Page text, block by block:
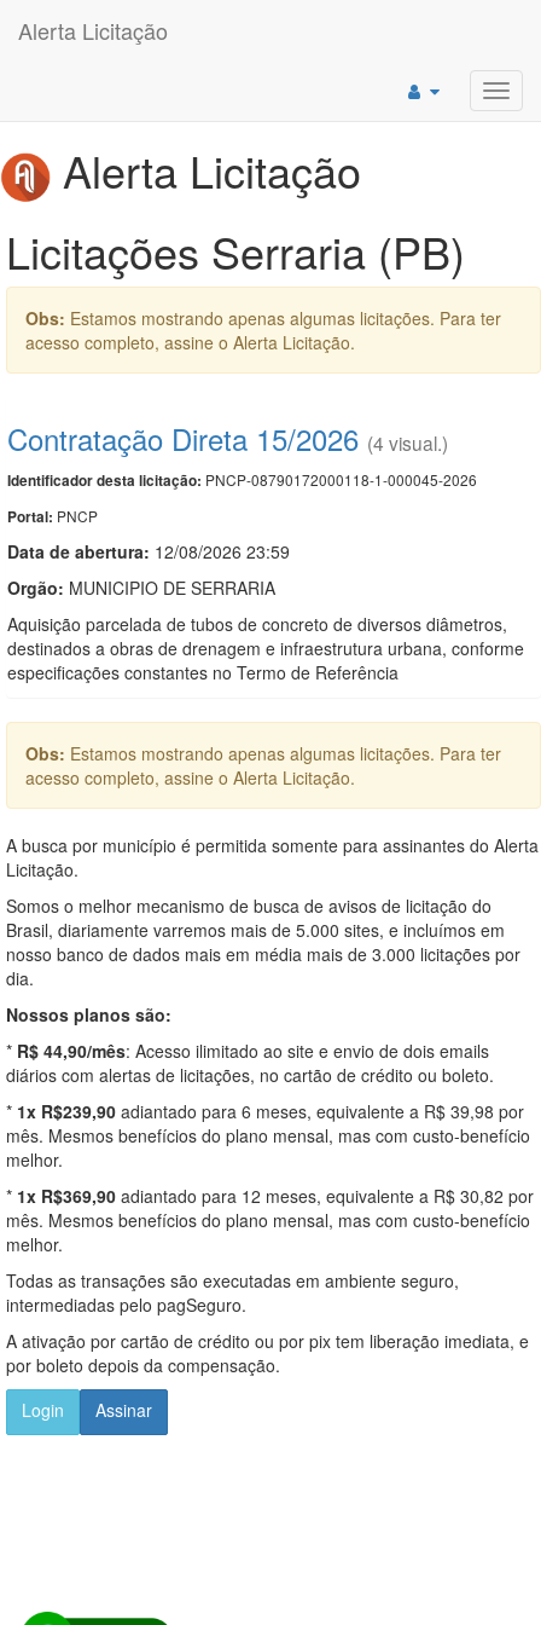
Alerta Licitação
Alerta Licitação
Licitações Serraria (PB)
Obs: Estamos mostrando apenas algumas licitações. Para ter
acesso completo, assine o Alerta Licitação.
Contratação Direta 15/2026 (4 visual.)
Identificador desta licitação: PNCP-08790172000118-1-000045-2026
Portal: PNCP
Data de abertura: 12/08/2026 23:59
Orgão: MUNICIPIO DE SERRARIA
Aquisição parcelada de tubos de concreto de diversos diâmetros,
destinados a obras de drenagem e infraestrutura urbana, conforme
especificações constantes no Termo de Referência
Obs: Estamos mostrando apenas algumas licitações. Para ter
acesso completo, assine o Alerta Licitação.
A busca por município é permitida somente para assinantes do Alerta
Licitação.
Somos o melhor mecanismo de busca de avisos de licitação do
Brasil, diariamente varremos mais de 5.000 sites, e incluímos em
nosso banco de dados mais em média mais de 3.000 licitações por
dia.
Nossos planos são:
* R$ 44,90/mês: Acesso ilimitado ao site e envio de dois emails
diários com alertas de licitações, no cartão de crédito ou boleto.
* 1x R$239,90 adiantado para 6 meses, equivalente a R$ 39,98 por
mês. Mesmos benefícios do plano mensal, mas com custo-benefício
melhor.
* 1x R$369,90 adiantado para 12 meses, equivalente a R$ 30,82 por
mês. Mesmos benefícios do plano mensal, mas com custo-benefício
melhor.
Todas as transações são executadas em ambiente seguro,
intermediadas pelo pagSeguro.
A ativação por cartão de crédito ou por pix tem liberação imediata, e
por boleto depois da compensação.
Login
Assinar